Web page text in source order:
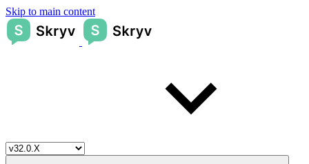
Skip to main content